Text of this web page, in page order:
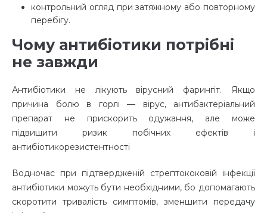
контрольний огляд при затяжному або повторному
перебігу.
Чому антибіотики потрібні
не завжди
Антибіотики не лікують вірусний фарингіт. Якщо
причина болю в горлі — вірус, антибактеріальний
препарат не прискорить одужання, але може
підвищити ризик побічних ефектів і
антибіотикорезистентності
Водночас при підтвердженій стрептококовій інфекції
антибіотики можуть бути необхідними, бо допомагають
скоротити тривалість симптомів, зменшити передачу